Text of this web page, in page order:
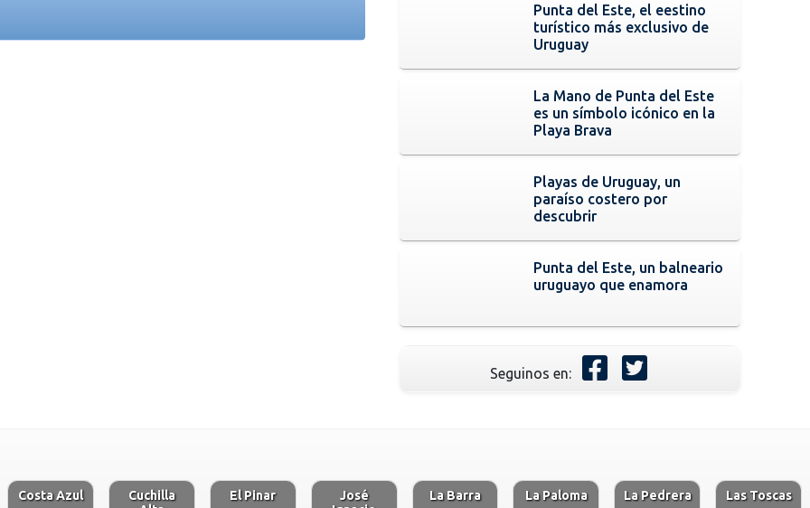
Punta del Este, el eestino
turístico más exclusivo de
Uruguay
La Mano de Punta del Este
es un símbolo icónico en la
Playa Brava
Playas de Uruguay, un
paraíso costero por
descubrir
Punta del Este, un balneario
uruguayo que enamora
Seguinos en:
Costa Azul
Cuchilla
El Pinar
José
La Barra La Paloma La Pedrera Las Toscas